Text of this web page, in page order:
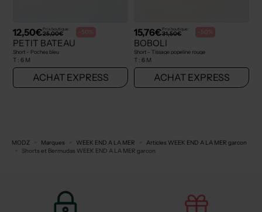
12,50€Prix boutique :
25,00€ -50%
PETIT BATEAU
Short - Poches bleu
T : 6 M
ACHAT EXPRESS
15,76€Prix boutique :
31,50€ -50%
BOBOLI
Short - Tissage popeline rouge
T : 6 M
ACHAT EXPRESS
MODZ Marques WEEK END A LA MER
Articles WEEK END A LA MER garcon
Shorts et Bermudas WEEK END A LA MER garcon